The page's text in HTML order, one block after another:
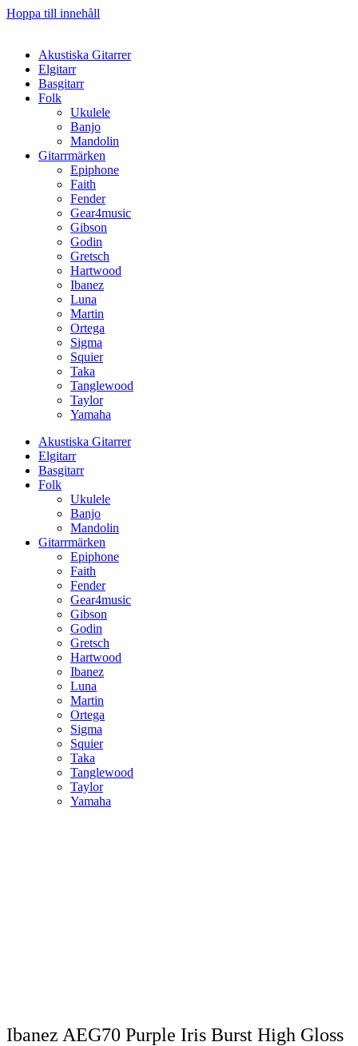
Hoppa till innehåll
Akustiska Gitarrer
Elgitarr
Basgitarr
Folk
Ukulele
Banjo
Mandolin
Gitarrmärken
Epiphone
Faith
Fender
Gear4music
Gibson
Godin
Gretsch
Hartwood
Ibanez
Luna
Martin
Ortega
Sigma
Squier
Taka
Tanglewood
Taylor
Yamaha
Akustiska Gitarrer
Elgitarr
Basgitarr
Folk
Ukulele
Banjo
Mandolin
Gitarrmärken
Epiphone
Faith
Fender
Gear4music
Gibson
Godin
Gretsch
Hartwood
Ibanez
Luna
Martin
Ortega
Sigma
Squier
Taka
Tanglewood
Taylor
Yamaha
Ibanez AEG70 Purple Iris Burst High Gloss